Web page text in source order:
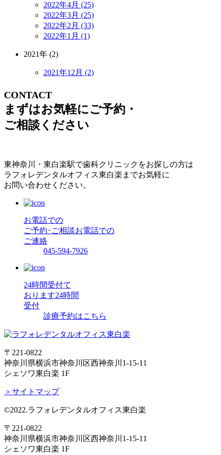
2022年4月 (25)
2022年3月 (25)
2022年2月 (33)
2022年1月 (1)
2021年 (2)
2021年12月 (2)
CONTACT
まずはお気軽にご予約・
ご相談ください
東神奈川・東白楽駅で歯科クリニックをお探しの方は
ラフォレデンタルオフィス東白楽までお気軽に
お問い合わせください。
お電話での
ご予約･ご相談お電話での
ご連絡
045-594-7926
24時間受付て
おります24時間
受付
診療予約はこちら
〒221-0822
神奈川県横浜市神奈川区西神奈川1-15-11
シェソワ東白楽 1F
＞サイトマップ
©2022.ラフォレデンタルオフィス東白楽
〒221-0822
神奈川県横浜市神奈川区西神奈川1-15-11
シェソワ東白楽 1F